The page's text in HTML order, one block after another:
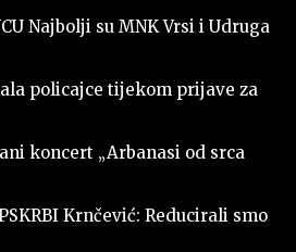
Najbolji su MNK Vrsi i Udruga
policajce tijekom prijave za
koncert „Arbanasi od srca
Krnčević: Reducirali smo